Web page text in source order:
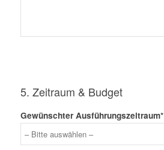
5. Zeitraum & Budget
Gewünschter Ausführungszeitraum*